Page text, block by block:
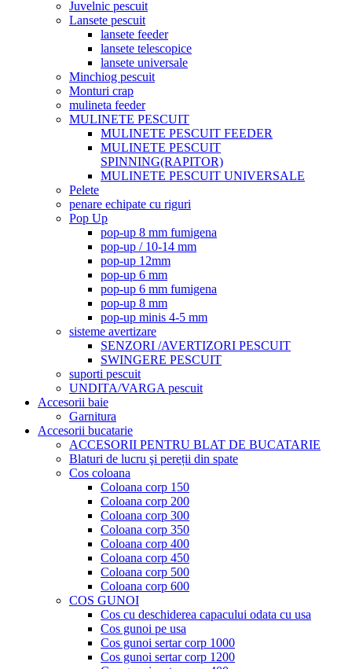
Juvelnic pescuit
Lansete pescuit
lansete feeder
lansete telescopice
lansete universale
Minchiog pescuit
Monturi crap
mulineta feeder
MULINETE PESCUIT
MULINETE PESCUIT FEEDER
MULINETE PESCUIT
SPINNING(RAPITOR)
MULINETE PESCUIT UNIVERSALE
Pelete
penare echipate cu riguri
Pop Up
pop-up 8 mm fumigena
pop-up / 10-14 mm
pop-up 12mm
pop-up 6 mm
pop-up 6 mm fumigena
pop-up 8 mm
pop-up minis 4-5 mm
sisteme avertizare
SENZORI /AVERTIZORI PESCUIT
SWINGERE PESCUIT
suporti pescuit
UNDITA/VARGA pescuit
Accesorii baie
Garnitura
Accesorii bucatarie
ACCESORII PENTRU BLAT DE BUCATARIE
Blaturi de lucru şi pereții din spate
Cos coloana
Coloana corp 150
Coloana corp 200
Coloana corp 300
Coloana corp 350
Coloana corp 400
Coloana corp 450
Coloana corp 500
Coloana corp 600
COS GUNOI
Cos cu deschiderea capacului odata cu usa
Cos gunoi pe usa
Cos gunoi sertar corp 1000
Cos gunoi sertar corp 1200